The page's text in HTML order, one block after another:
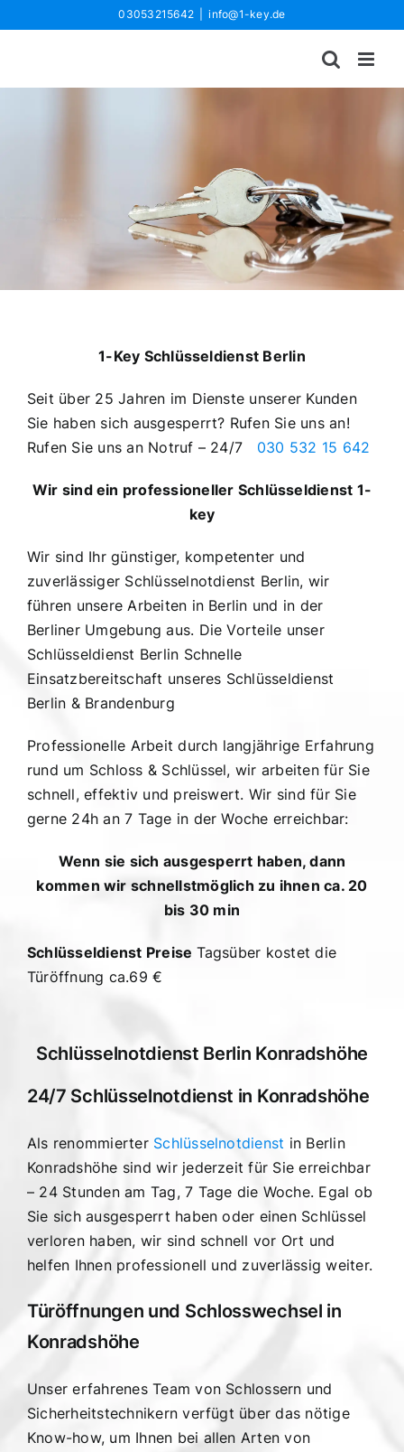
Inhalt
03053215642 info@1-key.de
1-Key Schlüsseldienst Berlin
Seit über 25 Jahren im Dienste unserer Kunden
Sie haben sich ausgesperrt? Rufen Sie uns an!
Rufen Sie uns an Notruf – 24/7 030 532 15 642
Wir sind ein professioneller Schlüsseldienst 1-
key
Wir sind Ihr günstiger, kompetenter und
zuverlässiger Schlüsselnotdienst Berlin, wir
führen unsere Arbeiten in Berlin und in der
Berliner Umgebung aus. Die Vorteile unser
Schlüsseldienst Berlin Schnelle
Einsatzbereitschaft unseres Schlüsseldienst
Berlin & Brandenburg
Professionelle Arbeit durch langjährige Erfahrung
rund um Schloss & Schlüssel, wir arbeiten für Sie
schnell, effektiv und preiswert. Wir sind für Sie
gerne 24h an 7 Tage in der Woche erreichbar:
Wenn sie sich ausgesperrt haben, dann
kommen wir schnellstmöglich zu ihnen ca. 20
bis 30 min
Schlüsseldienst Preise Tagsüber kostet die
Türöffnung ca.69 €
Schlüsselnotdienst Berlin Konradshöhe
24/7 Schlüsselnotdienst in Konradshöhe
Als renommierter Schlüsselnotdienst in Berlin
Konradshöhe sind wir jederzeit für Sie erreichbar
– 24 Stunden am Tag, 7 Tage die Woche. Egal ob
Sie sich ausgesperrt haben oder einen Schlüssel
verloren haben, wir sind schnell vor Ort und
helfen Ihnen professionell und zuverlässig weiter.
Türöffnungen und Schlosswechsel in
Konradshöhe
Unser erfahrenes Team von Schlossern und
Sicherheitstechnikern verfügt über das nötige
Know-how, um Ihnen bei allen Arten von